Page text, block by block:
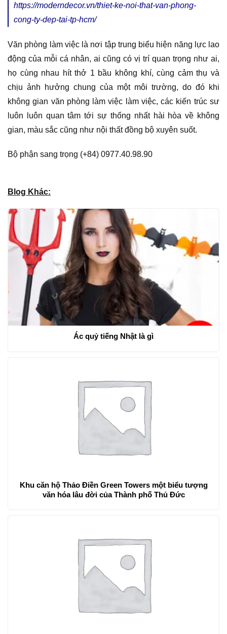
https://moderndecor.vn/thiet-ke-noi-that-van-phong-
cong-ty-dep-tai-tp-hcm/
Văn phòng làm việc là nơi tập trung biểu hiện năng lực lao
động của mỗi cá nhân, ai cũng có vị trí quan trọng như ai,
họ cùng nhau hít thở 1 bầu không khí, cùng cảm thụ và
chịu ảnh hưởng chung của một môi trường, do đó khi
không gian văn phòng làm việc làm việc, các kiến trúc sư
luôn luôn quan tâm tới sự thống nhất hài hòa về không
gian, màu sắc cũng như nội thất đồng bộ xuyên suốt.
Bộ phận sang trọng (+84) 0977.40.98.90
Blog Khác:
Ác quỷ tiếng Nhật là gì
Khu căn hộ Thảo Điền Green Towers một biểu tượng
văn hóa lâu đời của Thành phố Thủ Đức